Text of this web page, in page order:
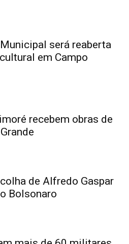
será reaberta
em Campo
recebem obras de
de Alfredo Gaspar
Bolsonaro